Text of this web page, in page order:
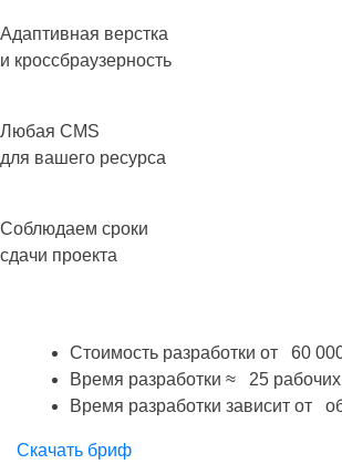
Адаптивная верстка
и кроссбраузерность
Любая CMS
для вашего ресурса
Соблюдаем сроки
сдачи проекта
Стоимость разработки от
60
Время разработки ≈
25
Время разработки зависит от
Скачать бриф